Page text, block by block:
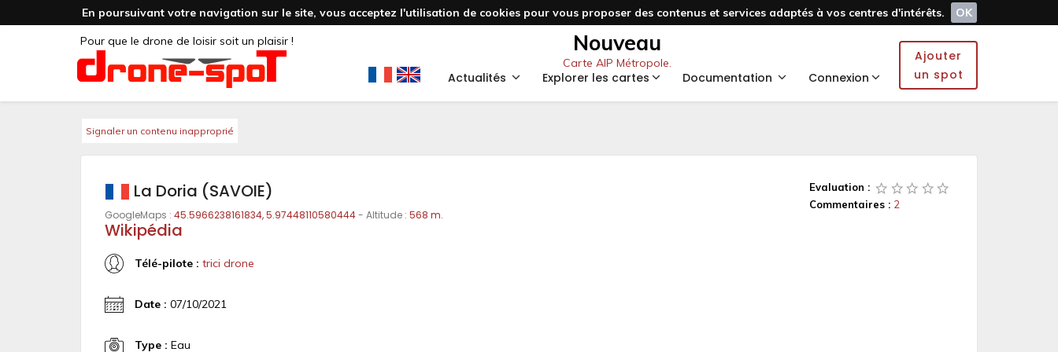
En poursuivant votre navigation sur le site, vous acceptez l'utilisation de cookies pour vous proposer des contenus et services adaptés à vos centres d'intérêts.
OK
Pour que le drone de loisir soit un plaisir !
Nouveau
Carte AIP Métropole.
Actualités Explorer les cartes Documentation Connexion
Ajouter
un spot
Signaler un contenu inapproprié
Evaluation :
Commentaires : 2
La Doria (SAVOIE)
GoogleMaps : 45.5966238161834, 5.97448110580444- Altitude : 568 m.
Wikipédia
Télé-pilote : trici drone
Date : 07/10/2021
Type : Eau